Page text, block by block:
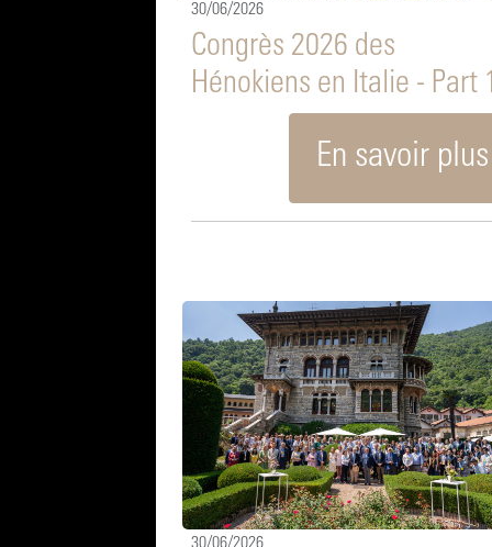
30/06/2026
Congrès 2026 des
Hénokiens en Italie - Part
En savoir plus